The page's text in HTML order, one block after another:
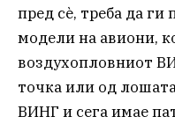
пред сè, треба да
модели на авиони,
воздухопловниот
точка или од
ВИНГ и сега имае